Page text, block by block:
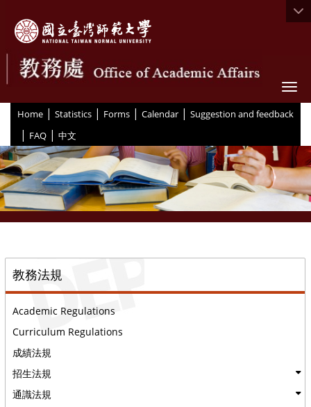
Home | Statistics | Forms | Calendar | Suggestion and feedback
| FAQ | 中文
教務法規
Academic Regulations
Curriculum Regulations
成績法規
招生法規
通識法規